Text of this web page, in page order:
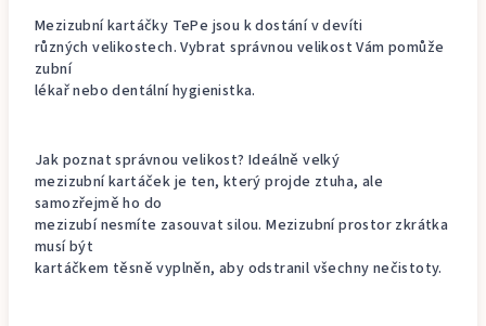
Mezizubní kartáčky TePe jsou k dostání v devíti
různých velikostech. Vybrat správnou velikost Vám pomůže
zubní
lékař nebo dentální hygienistka.
Jak poznat správnou velikost? Ideálně velký
mezizubní kartáček je ten, který projde ztuha, ale
samozřejmě ho do
mezizubí nesmíte zasouvat silou. Mezizubní prostor zkrátka
musí být
kartáčkem těsně vyplněn, aby odstranil všechny nečistoty.